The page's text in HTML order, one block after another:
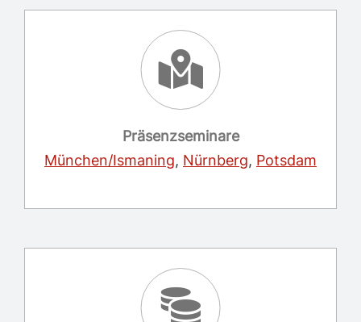
Präsenzseminare
München/Ismaning, Nürnberg, Potsdam